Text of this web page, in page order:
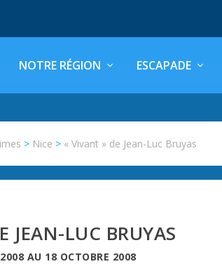
NOTRE RÉGION ESCAPADE
> Nice > « Vivant » de Jean-Luc Bruyas
JEAN-LUC BRUYAS
AU 18 OCTOBRE 2008